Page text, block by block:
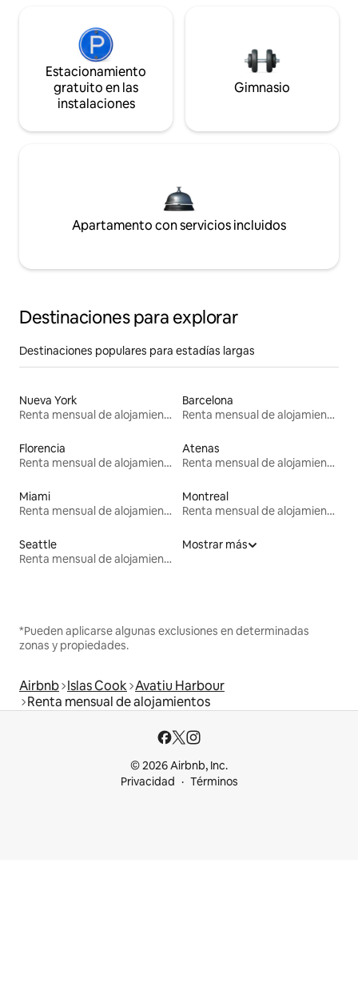
Estacionamiento
gratuito en las
instalaciones
Gimnasio
Apartamento con servicios incluidos
Destinaciones para explorar
Destinaciones populares para estadías largas
Nueva York
Renta mensual de alojamientos
Barcelona
Renta mensual de alojamientos
Florencia
Renta mensual de alojamientos
Atenas
Renta mensual de alojamientos
Miami
Renta mensual de alojamientos
Montreal
Renta mensual de alojamientos
Seattle
Renta mensual de alojamientos
Mostrar más
*Pueden aplicarse algunas exclusiones en determinadas
zonas y propiedades.
Airbnb Islas Cook Avatiu Harbour
Renta mensual de alojamientos
© 2026 Airbnb, Inc.
Privacidad
Términos